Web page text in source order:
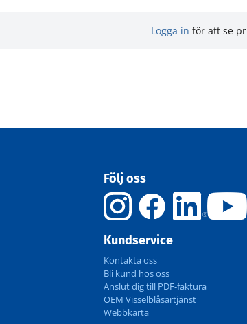
Logga in för att se
Följ oss
Kundservice
Kontakta oss
Bli kund hos oss
Anslut dig till PDF-faktura
OEM Visselblåsartjänst
Webbkarta